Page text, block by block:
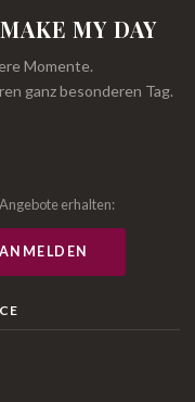
MY DAY
Momente.
ganz besonderen Tag.
erhalten: